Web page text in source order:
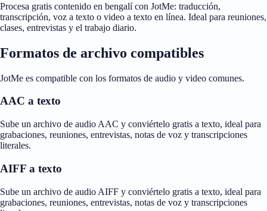
Procesa gratis contenido en bengalí con JotMe: traducción,
transcripción, voz a texto o video a texto en línea. Ideal para reuniones,
clases, entrevistas y el trabajo diario.
Formatos de archivo compatibles
JotMe es compatible con los formatos de audio y video comunes.
AAC a texto
Sube un archivo de audio AAC y conviértelo gratis a texto, ideal para
grabaciones, reuniones, entrevistas, notas de voz y transcripciones
literales.
AIFF a texto
Sube un archivo de audio AIFF y conviértelo gratis a texto, ideal para
grabaciones, reuniones, entrevistas, notas de voz y transcripciones